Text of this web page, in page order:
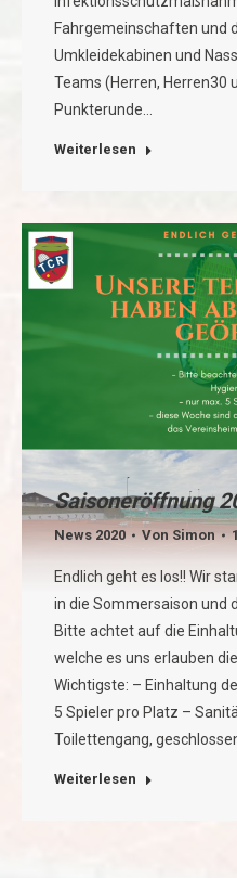
Fahrgemeinschaften und
Umkleidekabinen und
Teams (Herren, Herren30
Punkterunde…
Weiterlesen
Saisoneröffnung
News 2020 Von Simon
Endlich geht es los!! Wir
in die Sommersaison und
Bitte achtet auf die
welche es uns erlauben
Wichtigste: – Einhaltung
5 Spieler pro Platz –
Toilettengang,
Weiterlesen